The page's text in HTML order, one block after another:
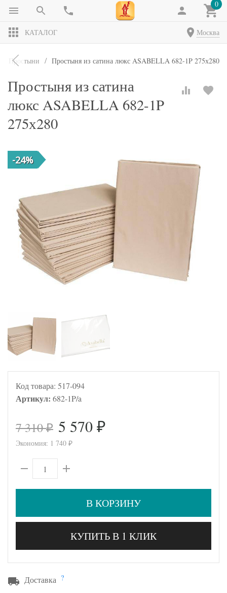
0
КАТАЛОГ Москва
Простыни Простыня из сатина люкс ASABELLA 682-1P 275х280
Простыня из сатина
люкс ASABELLA 682-1P
275х280
-24%
Код товара: 517-094
Артикул: 682-1P/a
7 310₽ 5 570 ₽
Экономия: 1 740 ₽
В КОРЗИНУ
КУПИТЬ В 1 КЛИК
Доставка ?